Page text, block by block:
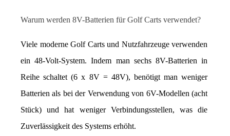
Warum werden 8V-Batterien für Golf Carts verwendet?
Viele moderne Golf Carts und Nutzfahrzeuge verwenden
ein 48-Volt-System. Indem man sechs 8V-Batterien in
Reihe schaltet (6 x 8V = 48V), benötigt man weniger
Batterien als bei der Verwendung von 6V-Modellen (acht
Stück) und hat weniger Verbindungsstellen, was die
Zuverlässigkeit des Systems erhöht.